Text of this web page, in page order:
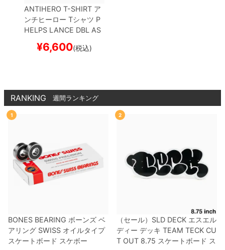
ANTIHERO T-SHIRT ア
ンチヒーロー Tシャツ P
HELPS LANCE DBL AS
スケボー
¥6,600(税込)
RANKING 週間ランキング
1
BONES BEARING ボーンズ ベ
アリング SWISS オイルタイプ
スケートボード スケボー
2
（セール） SLD DECK エスエル
ディー デッキ TEAM TECK CU
T OUT 8.75 スケートボード ス